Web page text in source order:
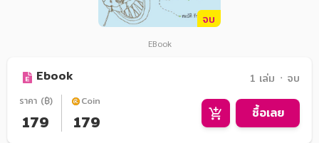
จบ
EBook
Ebook 1 เล่ม ᛫ จบ
ราคา (฿)
179
Coin
179 ซื้อเลย